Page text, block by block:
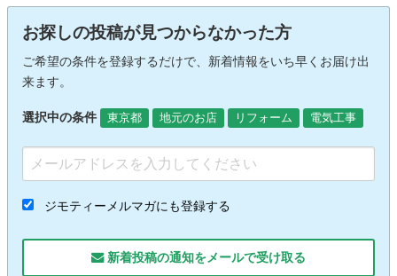
お探しの投稿が見つからなかった方
ご希望の条件を登録するだけで、新着情報をいち早くお届け出
来ます。
選択中の条件 東京都 地元のお店 リフォーム 電気工事
ジモティーメルマガにも登録する
新着投稿の通知をメールで受け取る